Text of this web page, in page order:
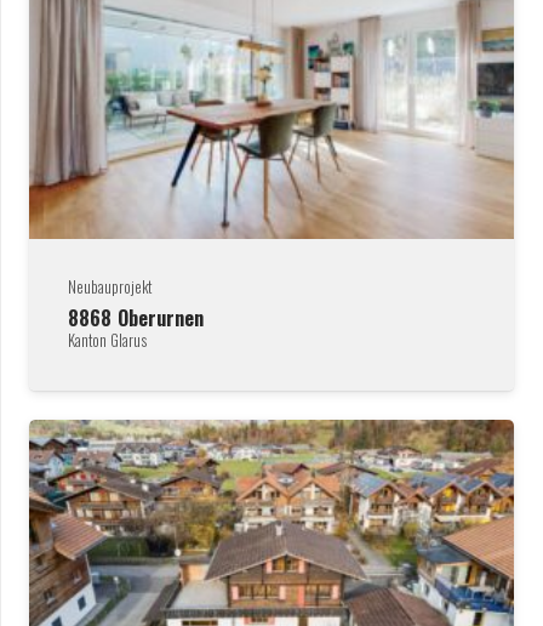
Neubauprojekt
8868 Oberurnen
Kanton Glarus